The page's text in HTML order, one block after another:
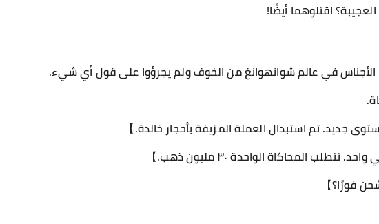
اقتلوهما أيضًا!
الأجناس في عالم شوانهوانغ من الخوف ولم يجرؤوا على قول أي شيء.
جديد. تم استبدال العملة المزيفة بأحجار خالدة.】
المحاكاة الواحدة ٣٠ مليون ذهب.】
فورًا؟】